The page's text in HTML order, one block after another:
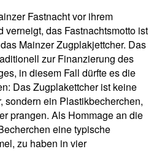
Fastnacht vor ihrem
das Fastnachtsmotto ist
Mainzer Zugplakjettcher. Das
zur Finanzierung des
in diesem Fall dürfte es die
Das Zugplakettcher ist keine
sondern ein Plastikbecherchen,
prangen. Als Hommage an die
eine typische
zu haben in vier